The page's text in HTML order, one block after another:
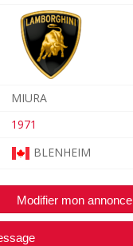
MIURA
1971
BLENHEIM
Modifier mon annonce